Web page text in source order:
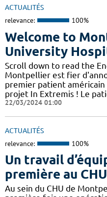
ACTUALITÉS
relevance: 100%
Welcome to
University
Scroll down to read the
Montpellier est fier
premier patient américain
projet In Extremis ! Le
22/03/2024 01:00
ACTUALITÉS
relevance: 100%
Un travail
première au
Au sein du CHU de